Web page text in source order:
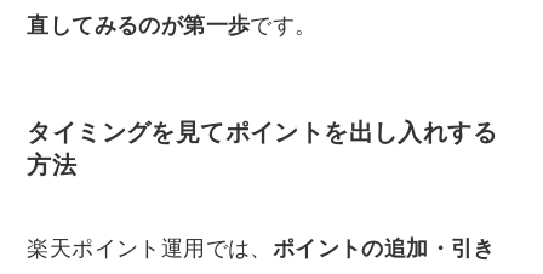
直してみるのが第一歩です。
タイミングを見てポイントを出し入れする
方法
楽天ポイント運用では、 ポイントの追加・引き